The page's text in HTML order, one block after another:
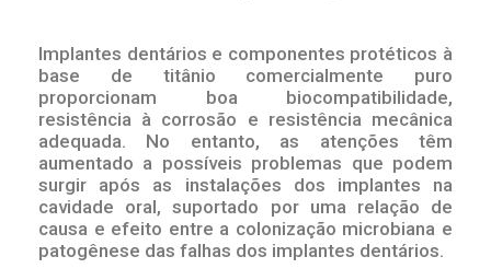
Implantes dentários e componentes protéticos à
base de titânio comercialmente puro
proporcionam boa biocompatibilidade,
resistência à corrosão e resistência mecânica
adequada. No entanto, as atenções têm
aumentado a possíveis problemas que podem
surgir após as instalações dos implantes na
cavidade oral, suportado por uma relação de
causa e efeito entre a colonização microbiana e
patogênese das falhas dos implantes dentários.